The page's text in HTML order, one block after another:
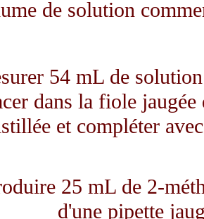
de solution
54 mL de
dans la fiole
et compléter
25 mL de 2-
d'une pipette